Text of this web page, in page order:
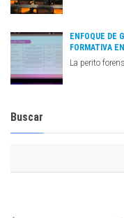
ENFOQUE DE
FORMATIVA
La perito
Buscar